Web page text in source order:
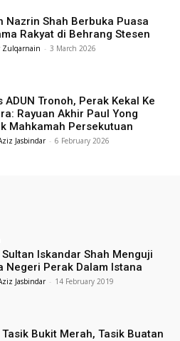
Nazrin Shah Berbuka Puasa
Rakyat di Behrang Stesen
Zulqarnain - 3 March 2026
ADUN Tronoh, Perak Kekal Ke
Rayuan Akhir Paul Yong
Mahkamah Persekutuan
Jasbindar - 6 February 2026
Sultan Iskandar Shah Menguji
Negeri Perak Dalam Istana
Jasbindar - 14 February 2019
Tasik Bukit Merah, Tasik Buatan